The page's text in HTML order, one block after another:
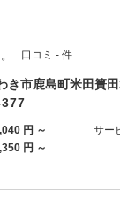
口コミ - 件
き市鹿島町米田簣
円 ～ サー
円 ～